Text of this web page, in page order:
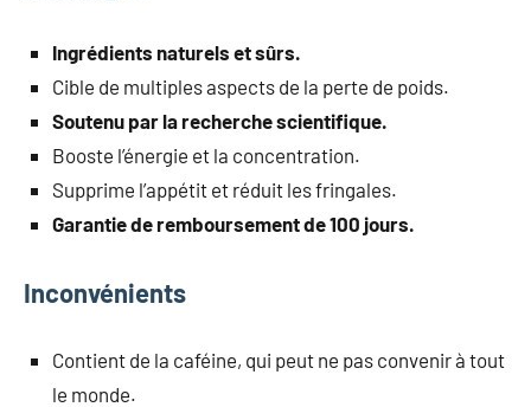
Ingrédients naturels et sûrs.
Cible de multiples aspects de la perte de poids.
Soutenu par la recherche scientifique.
Booste l’énergie et la concentration.
Supprime l’appétit et réduit les fringales.
Garantie de remboursement de 100 jours.
Inconvénients
Contient de la caféine, qui peut ne pas convenir à tout
le monde.